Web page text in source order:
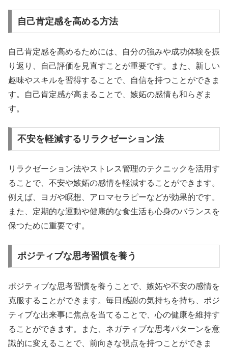
自己肯定感を高める方法
自己肯定感を高めるためには、自分の強みや成功体験を振
り返り、自己評価を見直すことが重要です。また、新しい
趣味やスキルを習得することで、自信を持つことができま
す。自己肯定感が高まることで、嫉妬の感情も和らぎま
す。
不安を軽減するリラクゼーション法
リラクゼーション法やストレス管理のテクニックを活用す
ることで、不安や嫉妬の感情を軽減することができます。
例えば、ヨガや瞑想、アロマセラピーなどが効果的です。
また、定期的な運動や健康的な食生活も心身のバランスを
保つために重要です。
ポジティブな思考習慣を養う
ポジティブな思考習慣を養うことで、嫉妬や不安の感情を
克服することができます。毎日感謝の気持ちを持ち、ポジ
ティブな出来事に焦点を当てることで、心の健康を維持す
ることができます。また、ネガティブな思考パターンを意
識的に変えることで、前向きな視点を持つことができま